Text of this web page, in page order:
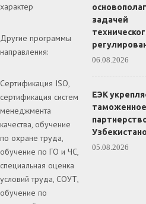
характер
Другие программы
направления:
Сертификация ISO,
сертификация систем
менеджмента
качества, обучение
по охране труда,
обучение по ГО и ЧС,
специальная оценка
условий труда, СОУТ,
обучение по
задачей
06.08.2026
ЕЭК
таможенное
05.08.2026